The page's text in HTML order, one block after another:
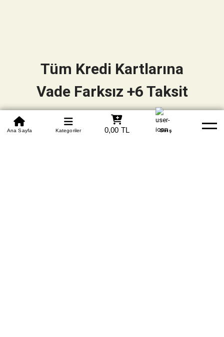
0850 305 09 70
Beden Tablosu Banka Hesapları Whatsapp Yardım
Ana Sayfa Kategoriler 0,00 TL Giriş
Tüm Kredi Kartlarına
Vade Farksız +6 Taksit